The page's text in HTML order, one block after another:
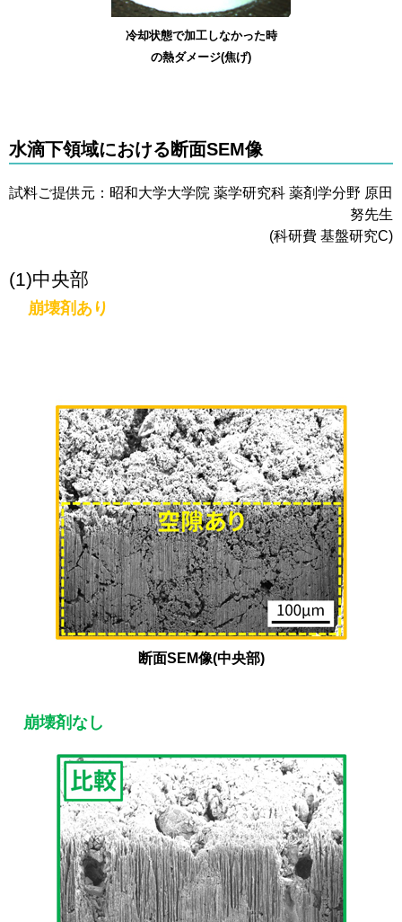
冷却状態で加工しなかった時
の熱ダメージ(焦げ)
水滴下領域における断面SEM像
試料ご提供元：昭和大学大学院 薬学研究科 薬剤学分野 原田
努先生
(科研費 基盤研究C)
(1)中央部
崩壊剤あり
断面SEM像(中央部)
崩壊剤なし